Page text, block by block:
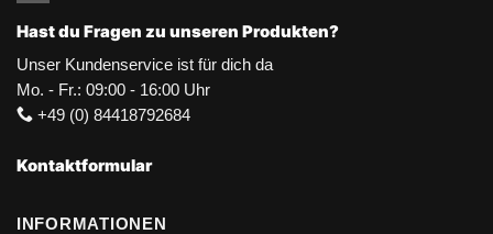
Hast du Fragen zu unseren Produkten?
Unser Kundenservice ist für dich da
Mo. - Fr.: 09:00 - 16:00 Uhr
+49 (0) 84418792684
Kontaktformular
INFORMATIONEN